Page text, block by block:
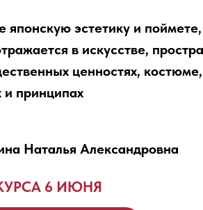
японскую эстетику и
в искусстве,
ценностях, костюме,
и принципах
Наталья Александровна
6 ИЮНЯ